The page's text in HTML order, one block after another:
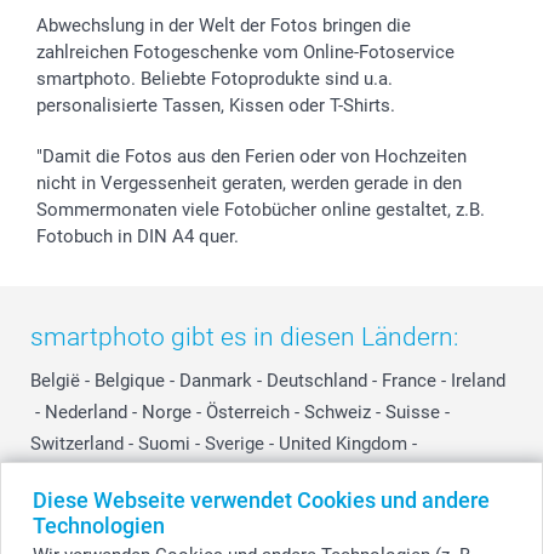
Diese Webseite verwendet Cookies und andere
Technologien
Widerrufsrecht
Zu allen Anlässen
Status der Bestellung
smartfriends
smartgarantie
smartbonus
Abwechslung in der Welt der Fotos bringen die
zahlreichen Fotogeschenke vom Online-Fotoservice
smartphoto. Beliebte Fotoprodukte sind u.a.
personalisierte Tassen, Kissen oder T-Shirts.
"Damit die Fotos aus den Ferien oder von Hochzeiten
nicht in Vergessenheit geraten, werden gerade in den
Sommermonaten viele Fotobücher online gestaltet, z.B.
Fotobuch in DIN A4 quer.
smartphoto gibt es in diesen Ländern:
België - Belgique - Danmark - Deutschland - France - Ireland
- Nederland - Norge - Österreich - Schweiz - Suisse -
Switzerland - Suomi - Sverige - United Kingdom -
Other Countries